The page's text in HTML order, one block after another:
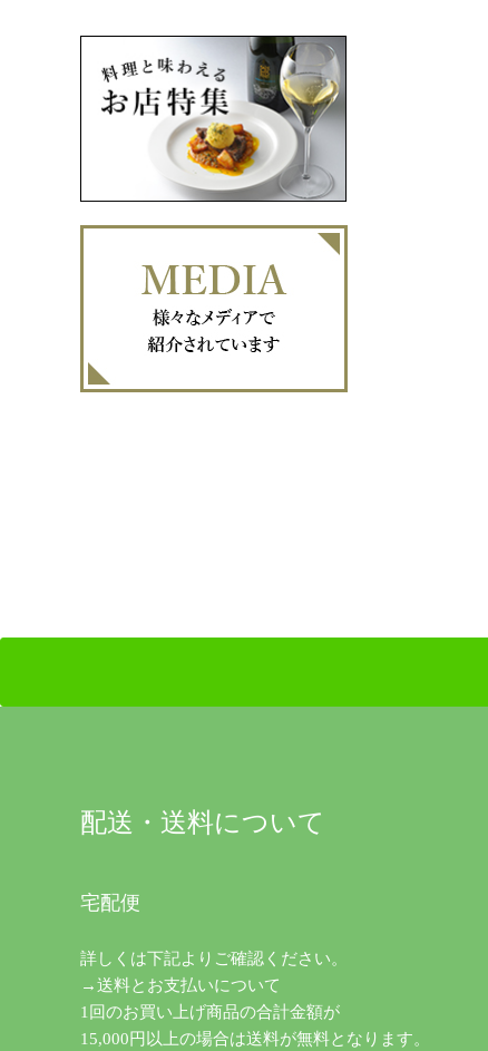
配送・送料について
宅配便
詳しくは下記よりご確認ください。
→送料とお支払いについて
1回のお買い上げ商品の合計金額が
15,000円以上の場合は送料が無料となります。